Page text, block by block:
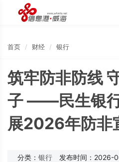
首页 财经 银行
筑牢防非防线
子 ——民生银
展2026年防非
分类： 银行 发布时间：